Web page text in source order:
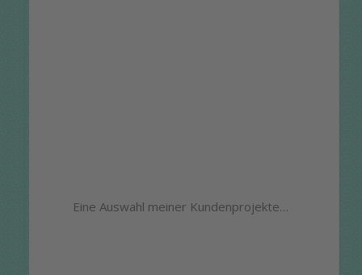
Eine Auswahl meiner Kundenprojekte…